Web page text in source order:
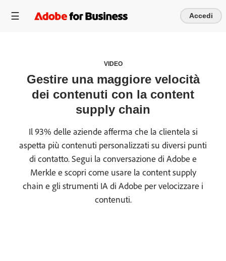
Accedi
VIDEO
Gestire una maggiore velocità
dei contenuti con la content
supply chain
Il 93% delle aziende afferma che la clientela si
aspetta più contenuti personalizzati su diversi punti
di contatto. Segui la conversazione di Adobe e
Merkle e scopri come usare la content supply
chain e gli strumenti IA di Adobe per velocizzare i
contenuti.